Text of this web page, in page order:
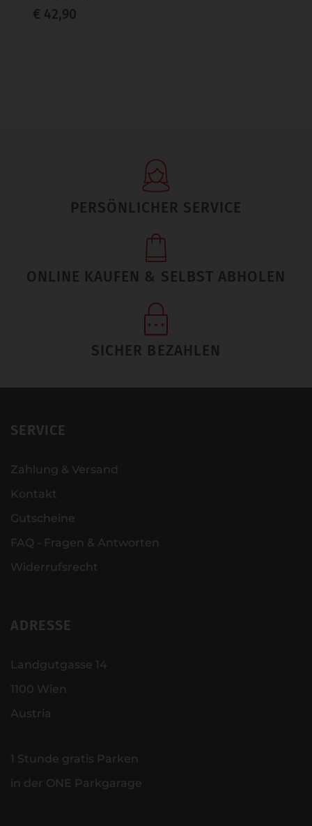
€ 42,90
PERSÖNLICHER SERVICE
ONLINE KAUFEN & SELBST ABHOLEN
SICHER BEZAHLEN
SERVICE
Zahlung & Versand
Kontakt
Gutscheine
FAQ - Fragen & Antworten
Widerrufsrecht
ADRESSE
Landgutgasse 14
1100 Wien
Austria
1 Stunde gratis Parken
in der ONE Parkgarage